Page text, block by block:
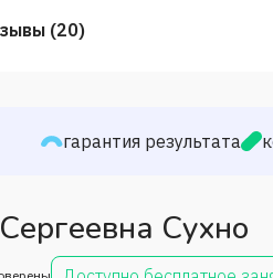
(20)
гарантия результата
Сухно